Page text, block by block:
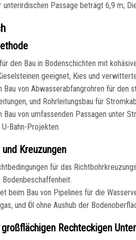
unterirdischen Passage beträgt 6,9 m;
den Bau in Bodenschichten mit
geeignet, Kies und
von Abwasserabfangrohren für den
und Rohrleitungsbau für
von umfassenden Passagen unter
Bahn-Projekten.
Kreuzungen
für das
beim Bau von Pipelines für die
und Öl ohne Aushub der
Rechteckigen